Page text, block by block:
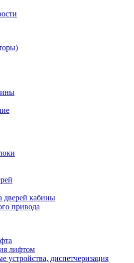
дверей кабины
привода
лифтом
устройства, диспетчеризация